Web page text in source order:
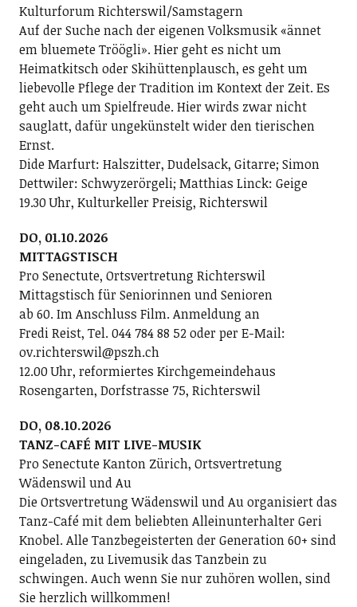
Kulturforum Richterswil/Samstagern
Auf der Suche nach der eigenen Volksmusik «ännet
em bluemete Tröögli». Hier geht es nicht um
Heimatkitsch oder Skihüttenplausch, es geht um
liebevolle Pflege der Tradition im Kontext der Zeit. Es
geht auch um Spielfreude. Hier wirds zwar nicht
sauglatt, dafür ungekünstelt wider den tierischen
Ernst.
Dide Marfurt: Halszitter, Dudelsack, Gitarre; ­Simon
Dettwiler: Schwyzerörgeli; Matthias Linck: Geige
19.30 Uhr, Kulturkeller Preisig, Richterswil
DO, 01.10.2026
MITTAGSTISCH
Pro Senectute, Ortsvertretung Richterswil
Mittagstisch für Seniorinnen und Senioren
ab 60. Im Anschluss Film. Anmeldung an
Fredi Reist, Tel. 044 784 88 52 oder per E-Mail:
ov.richterswil@pszh.ch
12.00 Uhr, reformiertes Kirchgemeindehaus
Rosengarten, Dorfstrasse 75, Richterswil
DO, 08.10.2026
TANZ-CAFÉ MIT LIVE-MUSIK
Pro Senectute Kanton Zürich, Ortsvertretung
Wädenswil und Au
Die Ortsvertretung Wädenswil und Au organisiert das
Tanz-Café mit dem beliebten Alleinunterhalter Geri
Knobel. Alle Tanzbegeisterten der Generation 60+ sind
eingeladen, zu Livemusik das Tanzbein zu
schwingen. Auch wenn Sie nur zuhören wollen, sind
Sie herzlich willkommen!